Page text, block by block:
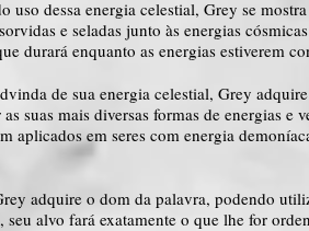
uso dessa energia celestial, Grey se
e seladas junto às energias
durará enquanto as energias estiverem
de sua energia celestial, Grey
suas mais diversas formas de energias e
aplicados em seres com energia
adquire o dom da palavra, podendo
alvo fará exatamente o que lhe for